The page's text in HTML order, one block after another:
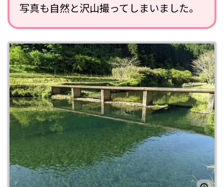
写真も自然と沢山撮ってしまいました。